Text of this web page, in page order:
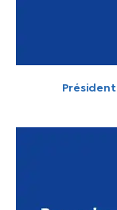
Président